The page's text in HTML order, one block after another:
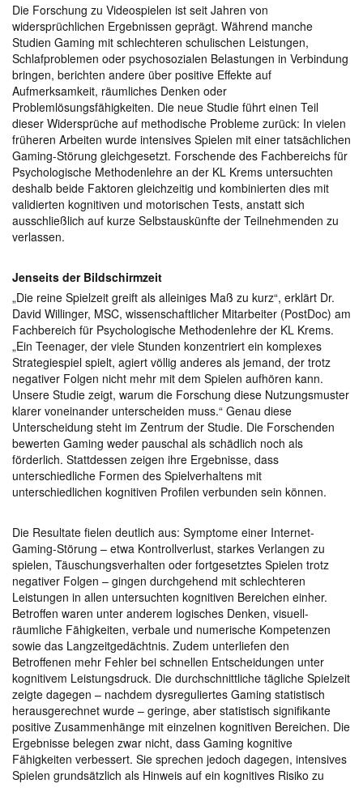
Die Forschung zu Videospielen ist seit Jahren von
widersprüchlichen Ergebnissen geprägt. Während manche
Studien Gaming mit schlechteren schulischen Leistungen,
Schlafproblemen oder psychosozialen Belastungen in Verbindung
bringen, berichten andere über positive Effekte auf
Aufmerksamkeit, räumliches Denken oder
Problemlösungsfähigkeiten. Die neue Studie führt einen Teil
dieser Widersprüche auf methodische Probleme zurück: In vielen
früheren Arbeiten wurde intensives Spielen mit einer tatsächlichen
Gaming-Störung gleichgesetzt. Forschende des Fachbereichs für
Psychologische Methodenlehre an der KL Krems untersuchten
deshalb beide Faktoren gleichzeitig und kombinierten dies mit
validierten kognitiven und motorischen Tests, anstatt sich
ausschließlich auf kurze Selbstauskünfte der Teilnehmenden zu
verlassen.
Jenseits der Bildschirmzeit
„Die reine Spielzeit greift als alleiniges Maß zu kurz“, erklärt Dr.
David Willinger, MSC, wissenschaftlicher Mitarbeiter (PostDoc) am
Fachbereich für Psychologische Methodenlehre der KL Krems.
„Ein Teenager, der viele Stunden konzentriert ein komplexes
Strategiespiel spielt, agiert völlig anderes als jemand, der trotz
negativer Folgen nicht mehr mit dem Spielen aufhören kann.
Unsere Studie zeigt, warum die Forschung diese Nutzungsmuster
klarer voneinander unterscheiden muss.“ Genau diese
Unterscheidung steht im Zentrum der Studie. Die Forschenden
bewerten Gaming weder pauschal als schädlich noch als
förderlich. Stattdessen zeigen ihre Ergebnisse, dass
unterschiedliche Formen des Spielverhaltens mit
unterschiedlichen kognitiven Profilen verbunden sein können.
Die Resultate fielen deutlich aus: Symptome einer Internet-
Gaming-Störung – etwa Kontrollverlust, starkes Verlangen zu
spielen, Täuschungsverhalten oder fortgesetztes Spielen trotz
negativer Folgen – gingen durchgehend mit schlechteren
Leistungen in allen untersuchten kognitiven Bereichen einher.
Betroffen waren unter anderem logisches Denken, visuell-
räumliche Fähigkeiten, verbale und numerische Kompetenzen
sowie das Langzeitgedächtnis. Zudem unterliefen den
Betroffenen mehr Fehler bei schnellen Entscheidungen unter
kognitivem Leistungsdruck. Die durchschnittliche tägliche Spielzeit
zeigte dagegen – nachdem dysreguliertes Gaming statistisch
herausgerechnet wurde – geringe, aber statistisch signifikante
positive Zusammenhänge mit einzelnen kognitiven Bereichen. Die
Ergebnisse belegen zwar nicht, dass Gaming kognitive
Fähigkeiten verbessert. Sie sprechen jedoch dagegen, intensives
Spielen grundsätzlich als Hinweis auf ein kognitives Risiko zu